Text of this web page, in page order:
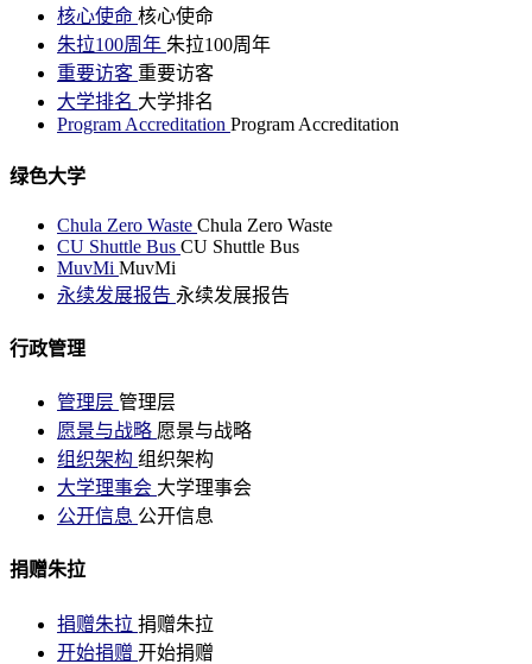
核心使命 核心使命
朱拉100周年 朱拉100周年
重要访客 重要访客
大学排名 大学排名
Program Accreditation Program Accreditation
绿色大学
Chula Zero Waste Chula Zero Waste
CU Shuttle Bus CU Shuttle Bus
MuvMi MuvMi
永续发展报告 永续发展报告
行政管理
管理层 管理层
愿景与战略 愿景与战略
组织架构 组织架构
大学理事会 大学理事会
公开信息 公开信息
捐赠朱拉
捐赠朱拉 捐赠朱拉
开始捐赠 开始捐赠